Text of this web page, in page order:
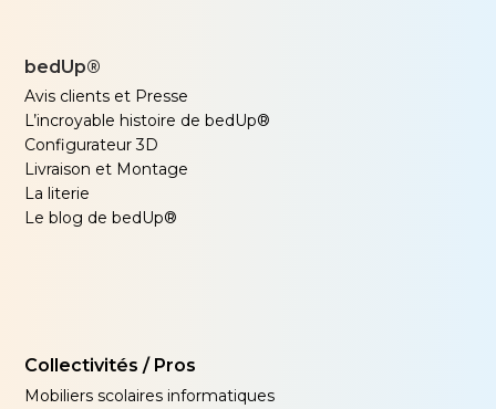
bedUp®
Avis clients et Presse
L’incroyable histoire de bedUp®
Configurateur 3D
Livraison et Montage
La literie
Le blog de bedUp®
Collectivités / Pros
Mobiliers scolaires informatiques